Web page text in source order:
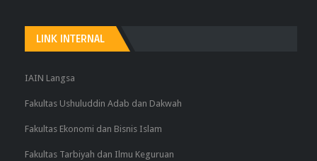
LINK INTERNAL
IAIN Langsa
Fakultas Ushuluddin Adab dan Dakwah
Fakultas Ekonomi dan Bisnis Islam
Fakultas Tarbiyah dan Ilmu Keguruan